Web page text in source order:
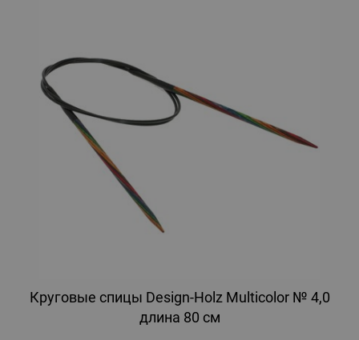
Круговые спицы Design-Holz Multicolor № 4,0
длина 80 см